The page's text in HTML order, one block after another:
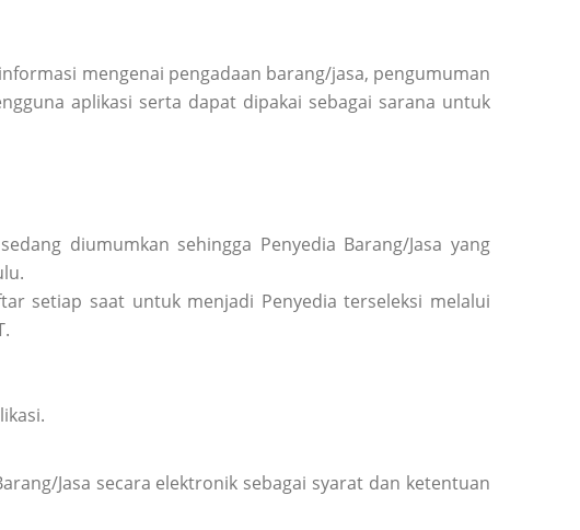
mengenai pengadaan barang/jasa, pengumuman
aplikasi serta dapat dipakai sebagai sarana untuk
diumumkan sehingga Penyedia Barang/Jasa yang
setiap saat untuk menjadi Penyedia terseleksi melalui
Jasa secara elektronik sebagai syarat dan ketentuan